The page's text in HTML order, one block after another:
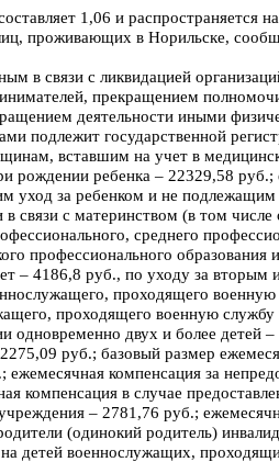
1,06 и распространяется
проживающих в Норильске,
в связи с ликвидацией
прекращением
деятельности иными
подлежит государственной
вставшим на учет в
рождении ребенка – 22329,58 руб.;
уход за ребенком и не подлежащим
связи с материнством (в том
среднего
профессионального образования
– 4186,8 руб., по уходу за
проходящего
проходящего военную
одновременно двух и более детей
руб.; базовый размер
компенсация за
компенсация в случае
– 2781,76 руб.;
(одинокий родитель)
детей военнослужащих,